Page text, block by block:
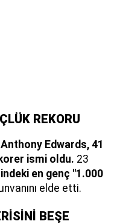
REKORU
Anthony Edwards, 41
ismi oldu. 23
en genç "1.000
elde etti.
BEŞE